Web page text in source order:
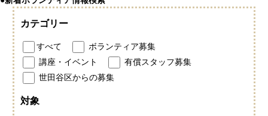
カテゴリー
すべて
ボランティア募集
講座・イベント
有償スタッフ募集
世田谷区からの募集
対象